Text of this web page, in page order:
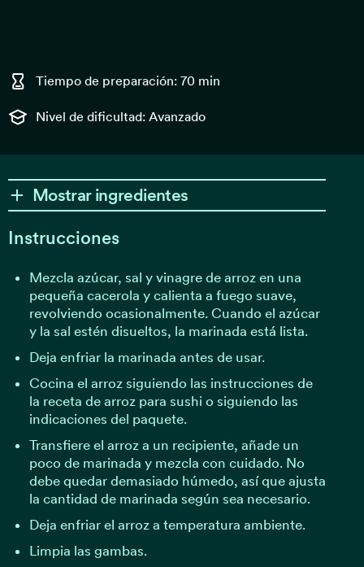
Tiempo de preparación: 70 min
Nivel de dificultad: Avanzado
Mostrar ingredientes
Instrucciones
Mezcla azúcar, sal y vinagre de arroz en una
pequeña cacerola y calienta a fuego suave,
revolviendo ocasionalmente. Cuando el azúcar
y la sal estén disueltos, la marinada está lista.
Deja enfriar la marinada antes de usar.
Cocina el arroz siguiendo las instrucciones de
la receta de arroz para sushi o siguiendo las
indicaciones del paquete.
Transfiere el arroz a un recipiente, añade un
poco de marinada y mezcla con cuidado. No
debe quedar demasiado húmedo, así que ajusta
la cantidad de marinada según sea necesario.
Deja enfriar el arroz a temperatura ambiente.
Limpia las gambas.